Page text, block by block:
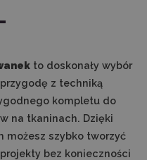
to doskonały wybór
z techniką
kompletu do
na tkaninach. Dzięki
możesz szybko tworzyć
bez konieczności